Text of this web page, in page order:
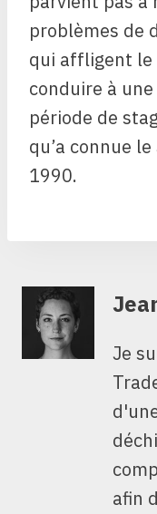
problèmes de
qui affligent le
conduire à
période de
qu’a connue
1990.
Je
afin